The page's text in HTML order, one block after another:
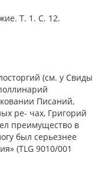
Т. 1. С. 12.
(см. у Свиды
Писаний,
ре- чах, Григорий
преимущество в
был серьезнее
(TLG 9010/001